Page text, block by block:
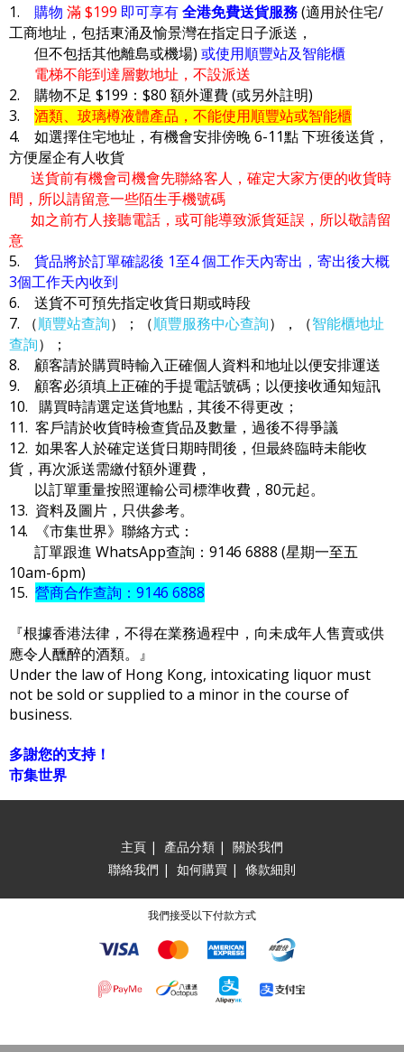
1. 購物 滿 $199 即可享有全港免費送貨服務(適用於住宅/
工商地址，包括東涌及愉景灣在指定日子派送，
但不包括其他離島或機場) 或使用順豐站及智能櫃
電梯不能到達層數地址，不設派送
2. 購物不足 $199：$80 額外運費 (或另外註明)
3. 酒類、玻璃樽液體產品，不能使用順豐站或智能櫃
4. 如選擇住宅地址，有機會安排傍晚 6-11點 下班後送貨，
方便屋企有人收貨
送貨前有機會司機會先聯絡客人，確定大家方便的收貨時
間，所以請留意一些陌生手機號碼
如之前冇人接聽電話，或可能導致派貨延誤，所以敬請留
意
5. 貨品將於訂單確認後 1至4 個工作天內寄出，寄出後大概
3個工作天內收到
6. 送貨不可預先指定收貨日期或時段
7. （順豐站查詢）；（順豐服務中心查詢），（智能櫃地址
查詢）；
8. 顧客請於購買時輸入正確個人資料和地址以便安排運送
9. 顧客必須填上正確的手提電話號碼；以便接收通知短訊
10. 購買時請選定送貨地點，其後不得更改；
11. 客戶請於收貨時檢查貨品及數量，過後不得爭議
12. 如果客人於確定送貨日期時間後，但最終臨時未能收
貨，再次派送需繳付額外運費，
以訂單重量按照運輸公司標準收費，80元起。
13. 資料及圖片，只供參考。
14. 《市集世界》聯絡方式：
訂單跟進 WhatsApp查詢：9146 6888 (星期一至五
10am-6pm)
15. 營商合作查詢：9146 6888
『根據香港法律，不得在業務過程中，向未成年人售賣或供
應令人醺醉的酒類。』
Under the law of Hong Kong, intoxicating liquor must
not be sold or supplied to a minor in the course of
business.
多謝您的支持！
市集世界
主頁 | 產品分類 | 關於我們
聯絡我們 | 如何購買 | 條款細則
我們接受以下付款方式